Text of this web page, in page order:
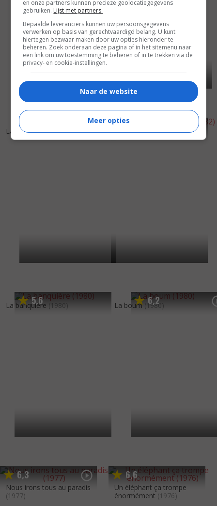
La boum 2 (1982) 5
Guy de Maupassant (1982)
5,6
La banquière (1980) 6,2
La boum (1980)
6,3
Nous irons tous au paradis
(1977)
6,6
Un éléphant ça trompe
énormément (1976)
en onze partners kunnen precieze geolocatiegegevens
gebruiken. Lijst met partners.
Bepaalde leveranciers kunnen uw persoonsgegevens
verwerken op basis van gerechtvaardigd belang. U kunt
hiertegen bezwaar maken door uw opties hieronder te
beheren. Zoek onderaan deze pagina of in het sitemenu naar
een link om uw toestemming te beheren of in te trekken via de
privacy- en cookie-instellingen.
Naar de website
Meer opties